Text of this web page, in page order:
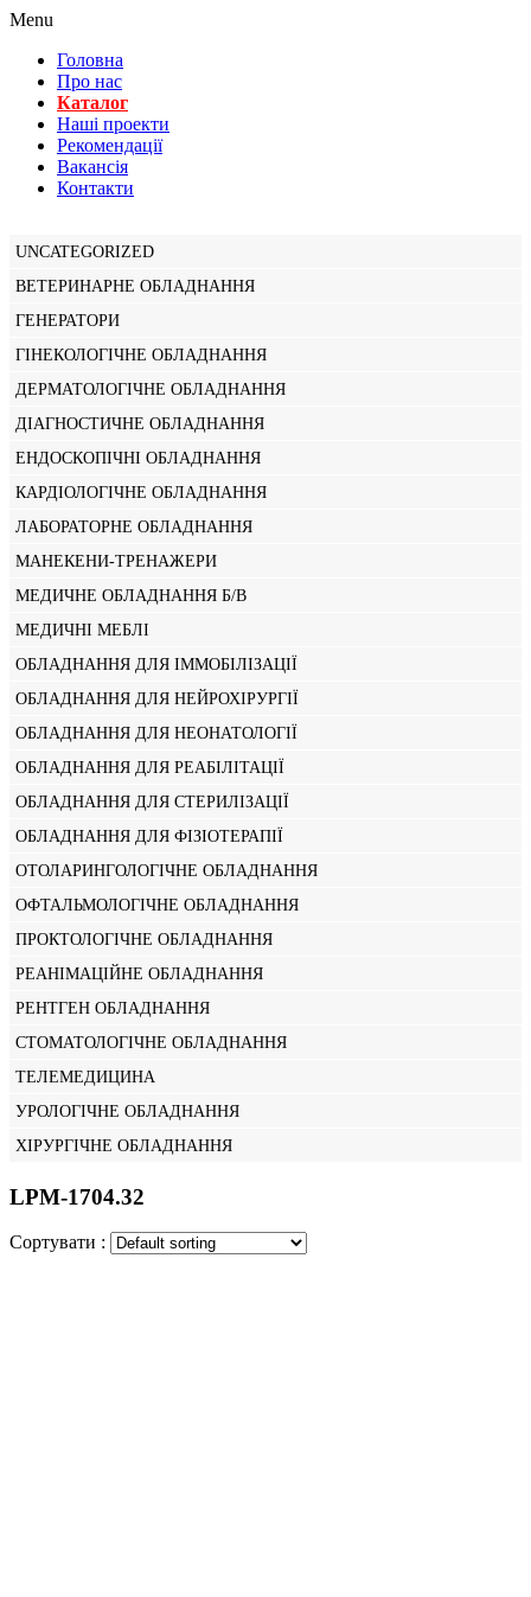
Menu
Головна
Про нас
Каталог
Нашi проекти
Рекомендації
Вакансiя
Контакти
UNCATEGORIZED
ВЕТЕРИНАРНЕ ОБЛАДНАННЯ
ГЕНЕРАТОРИ
ГІНЕКОЛОГІЧНЕ ОБЛАДНАННЯ
ДЕРМАТОЛОГІЧНЕ ОБЛАДНАННЯ
ДІАГНОСТИЧНЕ ОБЛАДНАННЯ
ЕНДОСКОПІЧНІ ОБЛАДНАННЯ
КАРДІОЛОГІЧНЕ ОБЛАДНАННЯ
ЛАБОРАТОРНЕ ОБЛАДНАННЯ
МАНЕКЕНИ-ТРЕНАЖЕРИ
МЕДИЧНЕ ОБЛАДНАННЯ Б/В
МЕДИЧНІ МЕБЛІ
ОБЛАДНАННЯ ДЛЯ ІММОБІЛІЗАЦІЇ
ОБЛАДНАННЯ ДЛЯ НЕЙРОХІРУРГІЇ
ОБЛАДНАННЯ ДЛЯ НЕОНАТОЛОГІЇ
ОБЛАДНАННЯ ДЛЯ РЕАБІЛІТАЦІЇ
ОБЛАДНАННЯ ДЛЯ СТЕРИЛІЗАЦІЇ
ОБЛАДНАННЯ ДЛЯ ФІЗІОТЕРАПІЇ
ОТОЛАРИНГОЛОГІЧНЕ ОБЛАДНАННЯ
ОФТАЛЬМОЛОГІЧНЕ ОБЛАДНАННЯ
ПРОКТОЛОГІЧНЕ ОБЛАДНАННЯ
РЕАНІМАЦІЙНЕ ОБЛАДНАННЯ
РЕНТГЕН ОБЛАДНАННЯ
СТОМАТОЛОГІЧНЕ ОБЛАДНАННЯ
ТЕЛЕМЕДИЦИНА
УРОЛОГІЧНЕ ОБЛАДНАННЯ
ХІРУРГІЧНЕ ОБЛАДНАННЯ
LPM-1704.32
Сортувати :